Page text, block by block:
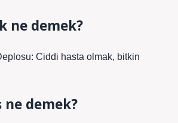
ne demek?
Ciddi hasta olmak, bitkin
ne demek?